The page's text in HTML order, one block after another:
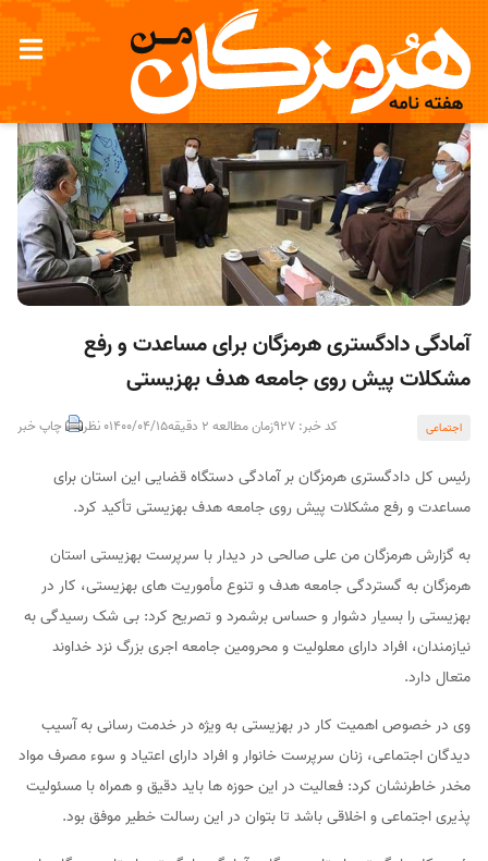
آمادگی دادگستری هرمزگان برای مساعدت و رفع
مشکلات پیش روی جامعه هدف بهزیستی
اجتماعی کد خبر: 927 زمان مطالعه 2 دقیقه 1400/04/150 نظر چاپ خبر
رئیس کل دادگستری هرمزگان بر آمادگی دستگاه قضایی این استان برای
مساعدت و رفع مشکلات پیش روی جامعه هدف بهزیستی تأکید کرد.
به گزارش هرمزگان من علی صالحی در دیدار با سرپرست بهزیستی استان
هرمزگان به گستردگی جامعه هدف و تنوع مأموریت های بهزیستی، کار در
بهزیستی را بسیار دشوار و حساس برشمرد و تصریح کرد: بی شک رسیدگی به
نیازمندان، افراد دارای معلولیت و محرومین جامعه اجری بزرگ نزد خداوند
متعال دارد.
وی در خصوص اهمیت کار در بهزیستی به ویژه در خدمت رسانی به آسیب
دیدگان اجتماعی، زنان سرپرست خانوار و افراد دارای اعتیاد و سوء مصرف مواد
مخدر خاطرنشان کرد: فعالیت در این حوزه ها باید دقیق و همراه با مسئولیت
پذیری اجتماعی و اخلاقی باشد تا بتوان در این رسالت خطیر موفق بود.